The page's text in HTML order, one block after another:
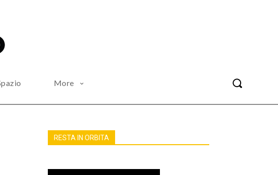
More
RESTA IN ORBITA